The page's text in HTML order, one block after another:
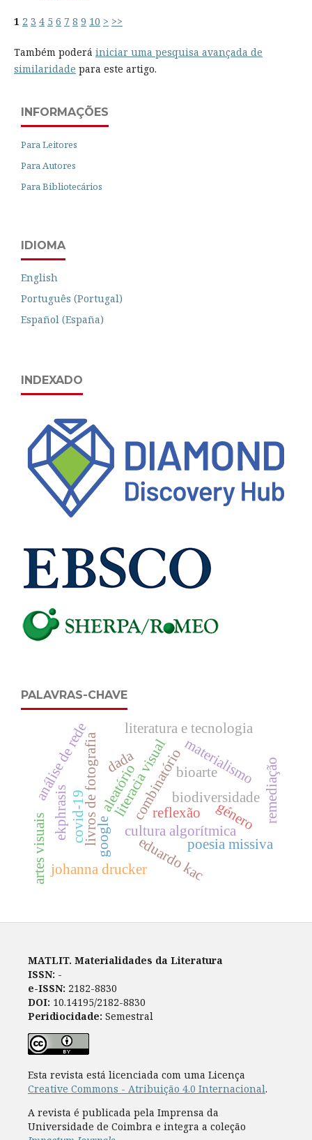
1 2 3 4 5 6 7 8 9 10 > >>
Também poderá iniciar uma pesquisa avançada de
similaridade para este artigo.
INFORMAÇÕES
Para Leitores
Para Autores
Para Bibliotecários
IDIOMA
English
Português (Portugal)
Español (España)
INDEXADO
PALAVRAS-CHAVE
biodiversidade
bioarte
combinatório remediação
google cultura algorítmica
livros de fotografialiteracia visual
johanna druckereduardo kac
aleatório
análise de rede literatura e tecnologia
reflexão género
poesia missiva
dada
covid-19
artes visuaisekphrasis
materialismo
MATLIT. Materialidades da Literatura
ISSN: -
e-ISSN: 2182-8830
DOI: 10.14195/2182-8830
Peridiocidade: Semestral
Esta revista está licenciada com uma Licença
Creative Commons - Atribuição 4.0 Internacional.
A revista é publicada pela Imprensa da
Universidade de Coimbra e integra a coleção